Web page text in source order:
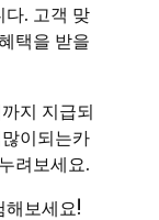
다. 고객 맞
택을 받을
지 지급되
이되는카
려보세요.
해보세요!